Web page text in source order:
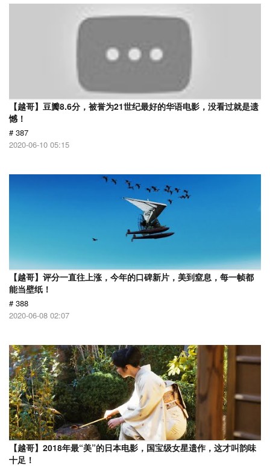
【越哥】豆瓣8.6分，被誉为21世纪最好的华语电影，没看过就是遗
憾！
# 387
2020-06-10 05:15
【越哥】评分一直往上涨，今年的口碑新片，美到窒息，每一帧都
能当壁纸！
# 388
2020-06-08 02:07
【越哥】2018年最“美”的日本电影，国宝级女星遗作，这才叫韵味
十足！